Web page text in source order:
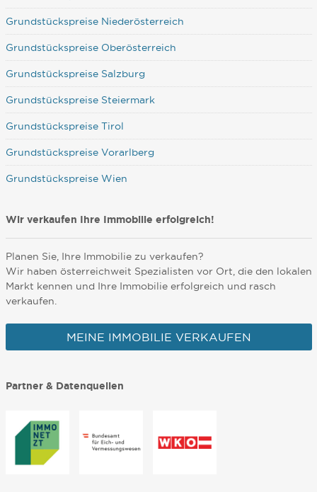
Grundstückspreise Niederösterreich
Grundstückspreise Oberösterreich
Grundstückspreise Salzburg
Grundstückspreise Steiermark
Grundstückspreise Tirol
Grundstückspreise Vorarlberg
Grundstückspreise Wien
Wir verkaufen Ihre Immobilie erfolgreich!
Planen Sie, Ihre Immobilie zu verkaufen?
Wir haben österreichweit Spezialisten vor Ort, die den lokalen
Markt kennen und Ihre Immobilie erfolgreich und rasch
verkaufen.
MEINE IMMOBILIE VERKAUFEN
Partner & Datenquellen